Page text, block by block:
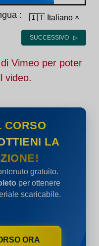
: 🇮🇹 Italiano ˄
SUCCESSIVO ▷
Vimeo per poter
video.
CORSO
LA
gratuito.
per ottenere
scaricabile.
ORA